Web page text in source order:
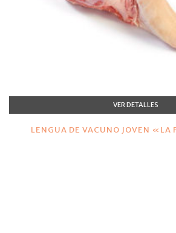
VER DETALLES
LENGUA DE VACUNO JOVEN «LA